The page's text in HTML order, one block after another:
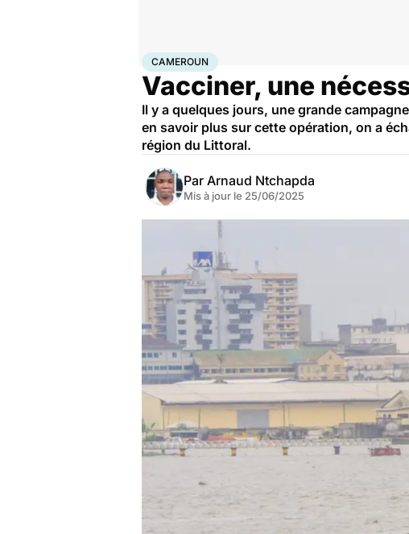
AccueilSantéMédicaments
CAMEROUN
Vacciner, une
Il y a quelques jours, une grande
en savoir plus sur cette opération, on a
région du Littoral.
Par Arnaud Ntchapda
Mis à jour le 25/06/2025